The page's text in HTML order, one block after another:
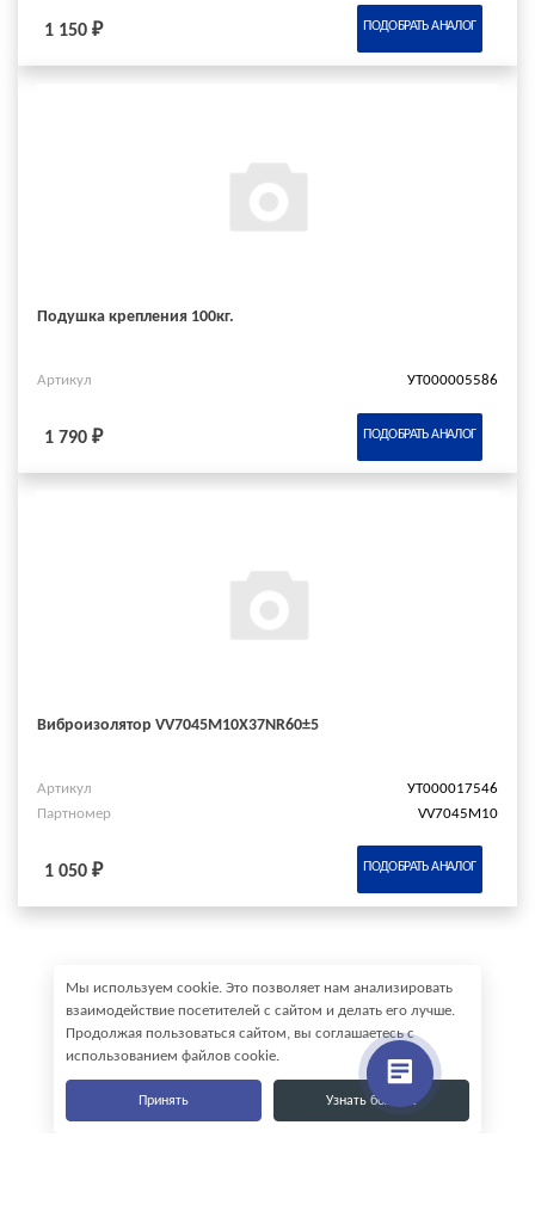
1 150 ₽ ПОДОБРАТЬ АНАЛОГ
Подушка крепления 100кг.
Артикул УТ000005586
1 790 ₽ ПОДОБРАТЬ АНАЛОГ
Виброизолятор VV7045M10X37NR60±5
Артикул
УТ000017546
Партномер
VV7045M10
1 050 ₽ ПОДОБРАТЬ АНАЛОГ
Мы используем cookie. Это позволяет нам анализировать
взаимодействие посетителей с сайтом и делать его лучше.
Продолжая пользоваться сайтом, вы соглашаетесь с
использованием файлов cookie.
Принять Узнать больше